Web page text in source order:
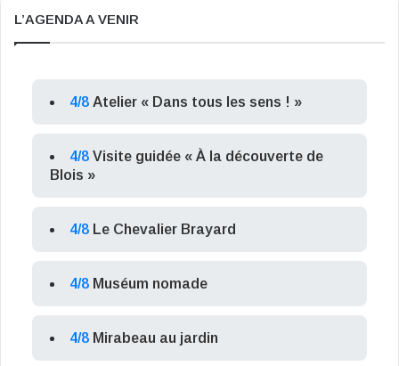
L’AGENDA A VENIR
4/8 Atelier « Dans tous les sens ! »
4/8 Visite guidée « À la découverte de
Blois »
4/8 Le Chevalier Brayard
4/8 Muséum nomade
4/8 Mirabeau au jardin